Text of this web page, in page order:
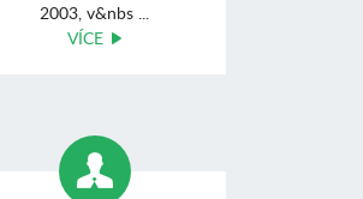
2003, v&nbs ...
VÍCE